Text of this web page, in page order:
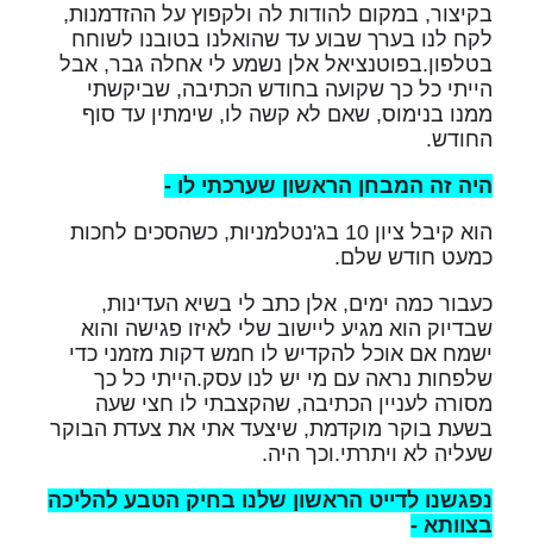
בקיצור, במקום להודות לה ולקפוץ על ההזדמנות,
לקח לנו בערך שבוע עד שהואלנו בטובנו לשוחח
בטלפון.בפוטנציאל אלן נשמע לי אחלה גבר, אבל
הייתי כל כך שקועה בחודש הכתיבה, שביקשתי
ממנו בנימוס, שאם לא קשה לו, שימתין עד סוף
החודש.
היה זה המבחן הראשון שערכתי לו -
הוא קיבל ציון 10 בג'נטלמניות, כשהסכים לחכות
כמעט חודש שלם.
כעבור כמה ימים, אלן כתב לי בשיא העדינות,
שבדיוק הוא מגיע ליישוב שלי לאיזו פגישה והוא
ישמח אם אוכל להקדיש לו חמש דקות מזמני כדי
שלפחות נראה עם מי יש לנו עסק.הייתי כל כך
מסורה לעניין הכתיבה, שהקצבתי לו חצי שעה
בשעת בוקר מוקדמת, שיצעד אתי את צעדת הבוקר
שעליה לא ויתרתי.וכך היה.
נפגשנו לדייט הראשון שלנו בחיק הטבע להליכה
בצוותא -